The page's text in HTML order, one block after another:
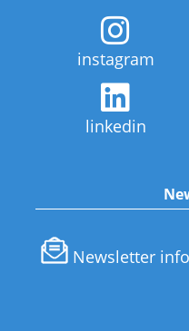
instagram
linkedin
Newsletter